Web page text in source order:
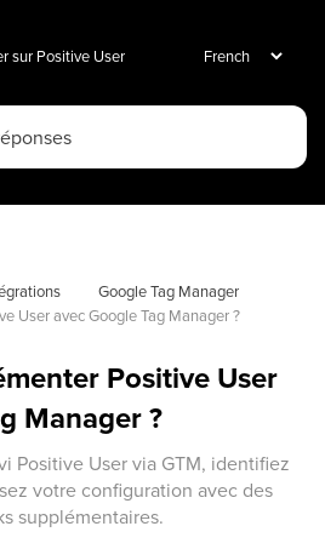
sur Positive User
Google Tag Manager
User avec Google Tag Manager ?
Positive User
Manager ?
Positive User via GTM, identifiez
votre configuration avec des
supplémentaires.